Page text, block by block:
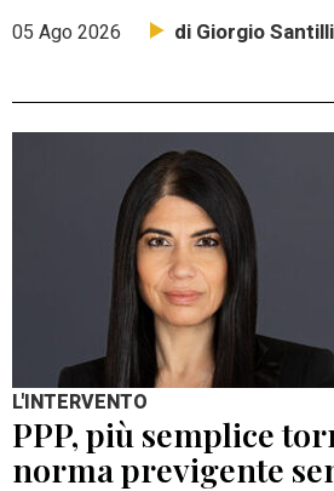
05 Ago 2026 di Giorgio Santilli
L'INTERVENTO
PPP, più semplice
norma previgente